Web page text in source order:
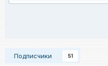
Подписчики 51